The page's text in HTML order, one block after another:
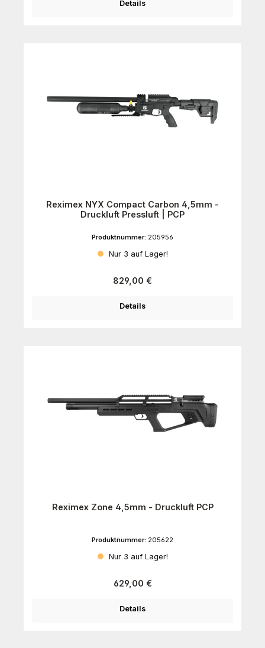
Details
Reximex NYX Compact Carbon 4,5mm -
Druckluft Pressluft | PCP
Produktnummer: 205956
Nur 3 auf Lager!
Regulärer Preis:
829,00 €
Details
Reximex Zone 4,5mm - Druckluft PCP
Produktnummer: 205622
Nur 3 auf Lager!
Regulärer Preis:
629,00 €
Details